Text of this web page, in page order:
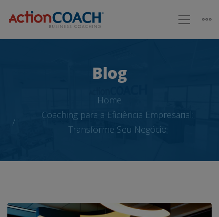
Blog
Home
Coaching para a Eficiência Empresarial:
Transforme Seu Negócio